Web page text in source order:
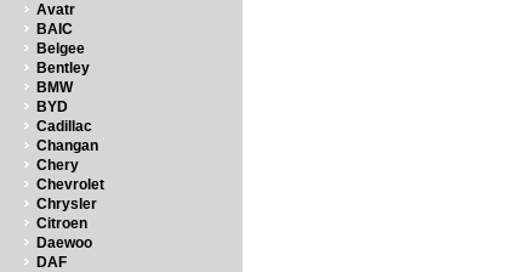
Avatr
BAIC
Belgee
Bentley
BMW
BYD
Cadillac
Changan
Chery
Chevrolet
Chrysler
Citroen
Daewoo
DAF